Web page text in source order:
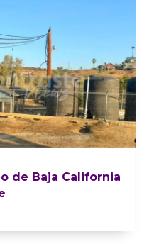
de Baja California